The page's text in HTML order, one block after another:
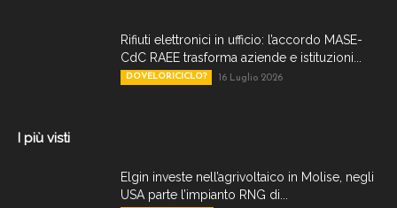
Rifiuti elettronici in ufficio: l’accordo MASE-
CdC RAEE trasforma aziende e istituzioni...
DOVELORICICLO? 16 Luglio 2026
I più visti
Elgin investe nell’agrivoltaico in Molise, negli
USA parte l’impianto RNG di...